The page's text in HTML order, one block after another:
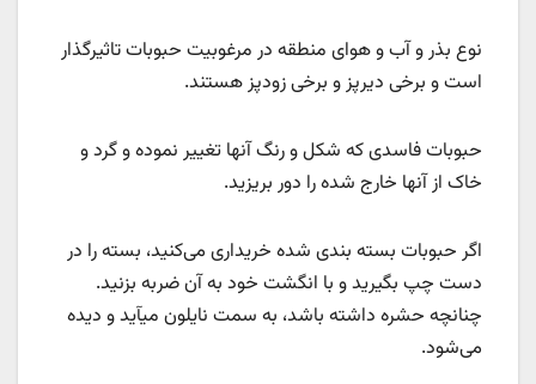
نوع ﺑﺬر و آب و ﻫﻮای ﻣﻨﻄﻘﻪ در ﻣﺮﻏﻮﺑﻴﺖ ﺣﺒﻮﺑﺎت ﺗﺎﺛﻴﺮﮔﺬار
اﺳﺖ و برخی دﻳﺮﭘﺰ و برخی زودﭘﺰ هستند.
حبوبات فاسدی که شکل و رنگ آنها تغییر نموده و ﮔﺮد و
ﺧﺎک از آﻧﻬﺎ خارج شده را دور بریزید.
اگر حبوبات بسته بندی شده خریداری می‌کنید، بسته را در
دست چپ بگیرید و با انگشت خود به آن ضربه بزنید.
چنانچه حشره داشته باشد، به سمت نایلون می‎آید و دیده
می‌شود.